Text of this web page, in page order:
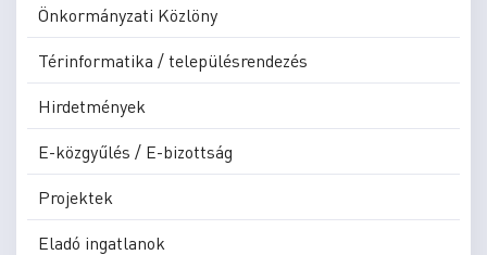
Önkormányzati Közlöny
Térinformatika / településrendezés
Hirdetmények
E-közgyűlés / E-bizottság
Projektek
Eladó ingatlanok